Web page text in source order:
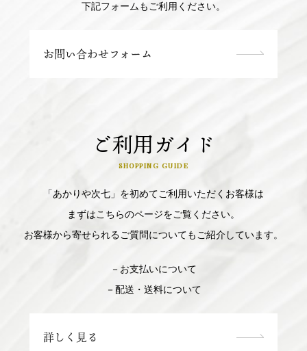
下記フォームもご利用ください。
お問い合わせフォーム
ご利用ガイド
SHOPPING GUIDE
「あかりや次七」を初めてご利用いただくお客様は
まずはこちらのページをご覧ください。
お客様から寄せられるご質問についてもご紹介しています。
－お支払いについて
－配送・送料について
詳しく見る